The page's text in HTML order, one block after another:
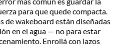
para que quede compacta.
de wakeboard están diseñadas
en el agua — no para estar
Enrollá con lazos